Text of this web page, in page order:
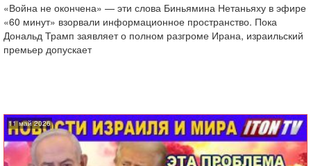
«Война не окончена» — эти слова Биньямина Нетаньяху в эфире
«60 минут» взорвали информационное пространство. Пока
Дональд Трамп заявляет о полном разгроме Ирана, израильский
премьер допускает
11 май 2026